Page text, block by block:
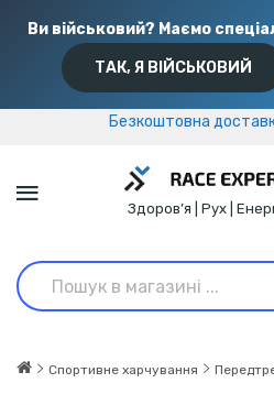
Ви військовий? Маємо
ТАК, Я ВІЙСЬКОВИЙ
Безкоштовна
Безкоштовна
Здоров’я | Рух |
Спортивне харчування